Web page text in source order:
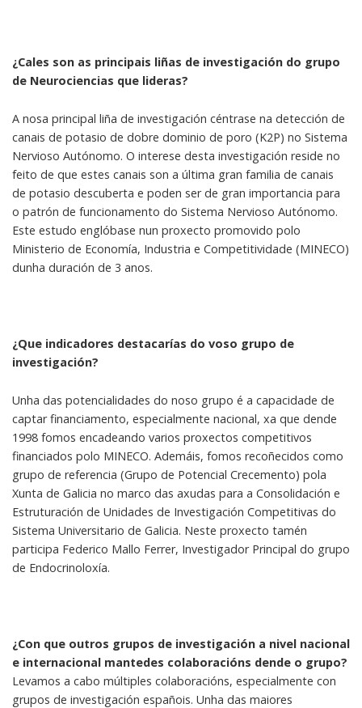
¿Cales son as principais liñas de investigación do grupo
de Neurociencias que lideras?
A nosa principal liña de investigación céntrase na detección de
canais de potasio de dobre dominio de poro (K2P) no Sistema
Nervioso Autónomo. O interese desta investigación reside no
feito de que estes canais son a última gran familia de canais
de potasio descuberta e poden ser de gran importancia para
o patrón de funcionamento do Sistema Nervioso Autónomo.
Este estudo englóbase nun proxecto promovido polo
Ministerio de Economía, Industria e Competitividade (MINECO)
dunha duración de 3 anos.
¿Que indicadores destacarías do voso grupo de
investigación?
Unha das potencialidades do noso grupo é a capacidade de
captar financiamento, especialmente nacional, xa que dende
1998 fomos encadeando varios proxectos competitivos
financiados polo MINECO. Ademáis, fomos recoñecidos como
grupo de referencia (Grupo de Potencial Crecemento) pola
Xunta de Galicia no marco das axudas para a Consolidación e
Estruturación de Unidades de Investigación Competitivas do
Sistema Universitario de Galicia. Neste proxecto tamén
participa Federico Mallo Ferrer, Investigador Principal do grupo
de Endocrinoloxía.
¿Con que outros grupos de investigación a nivel nacional
e internacional mantedes colaboracións dende o grupo?
Levamos a cabo múltiples colaboracións, especialmente con
grupos de investigación españois. Unha das maiores